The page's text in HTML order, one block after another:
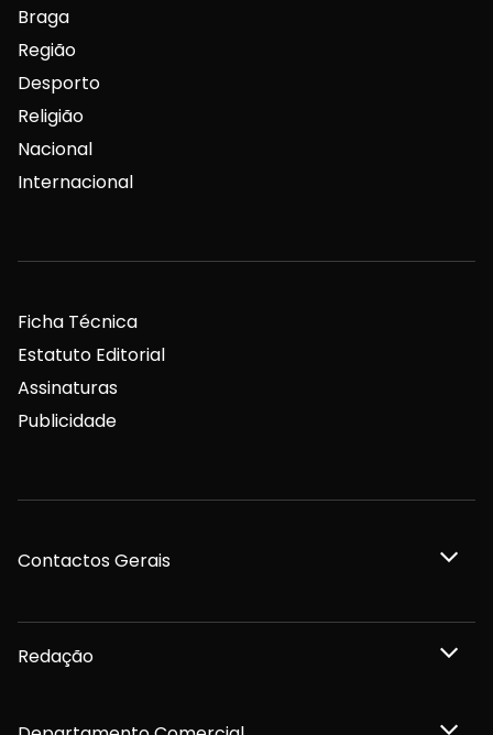
Braga
Região
Desporto
Religião
Nacional
Internacional
Ficha Técnica
Estatuto Editorial
Assinaturas
Publicidade
Contactos Gerais
Redação